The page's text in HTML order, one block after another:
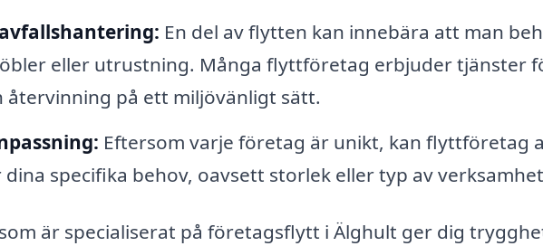
En del av flytten kan innebära att man
eller utrustning. Många flyttföretag erbjuder tjänster
återvinning på ett miljövänligt sätt.
Eftersom varje företag är unikt, kan flyttföretag
specifika behov, oavsett storlek eller typ av
är specialiserat på företagsflytt i Älghult ger dig